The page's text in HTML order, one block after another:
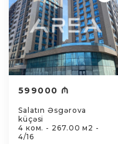
599000 ₼
Salatın Əsgərova
küçəsi
4 ком. - 267.00 м2 -
4/16